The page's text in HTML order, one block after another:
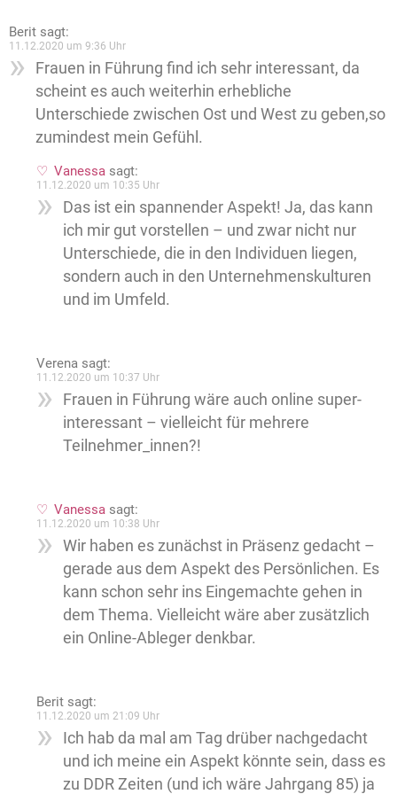
Berit sagt:
11.12.2020 um 9:36 Uhr
Frauen in Führung find ich sehr interessant, da
scheint es auch weiterhin erhebliche
Unterschiede zwischen Ost und West zu geben,so
zumindest mein Gefühl.
Vanessa sagt:
11.12.2020 um 10:35 Uhr
Das ist ein spannender Aspekt! Ja, das kann
ich mir gut vorstellen – und zwar nicht nur
Unterschiede, die in den Individuen liegen,
sondern auch in den Unternehmenskulturen
und im Umfeld.
Verena sagt:
11.12.2020 um 10:37 Uhr
Frauen in Führung wäre auch online super-
interessant – vielleicht für mehrere
Teilnehmer_innen?!
Vanessa sagt:
11.12.2020 um 10:38 Uhr
Wir haben es zunächst in Präsenz gedacht –
gerade aus dem Aspekt des Persönlichen. Es
kann schon sehr ins Eingemachte gehen in
dem Thema. Vielleicht wäre aber zusätzlich
ein Online-Ableger denkbar.
Berit sagt:
11.12.2020 um 21:09 Uhr
Ich hab da mal am Tag drüber nachgedacht
und ich meine ein Aspekt könnte sein, dass es
zu DDR Zeiten (und ich wäre Jahrgang 85) ja